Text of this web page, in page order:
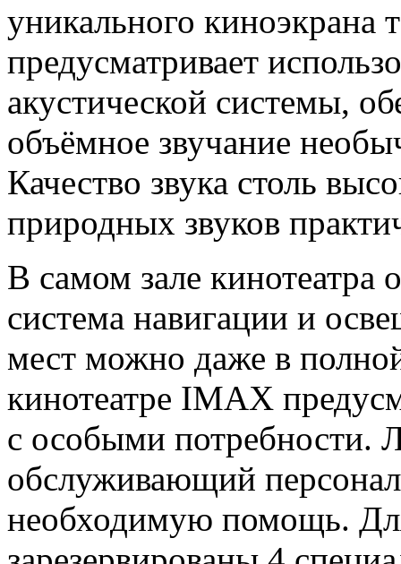
уникального киноэкрана
предусматривает
акустической системы,
объёмное звучание
Качество звука столь
природных звуков
В самом зале
система навигации и
мест можно даже в
кинотеатре IMAX
с особыми потребности.
обслуживающий
необходимую помощь.